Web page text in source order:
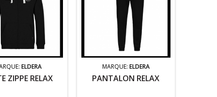
ELDERA
ZIPPE RELAX
MARQUE: ELDERA
PANTALON RELAX